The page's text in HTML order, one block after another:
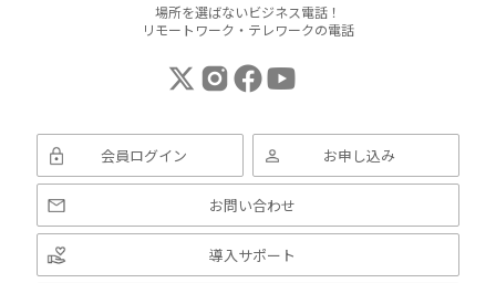
場所を選ばないビジネス電話！
リモートワーク・テレワークの電話
会員ログイン お申し込み
お問い合わせ
導入サポート